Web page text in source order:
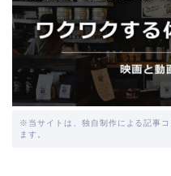
※当サイトは、独自制作による記事
ます。